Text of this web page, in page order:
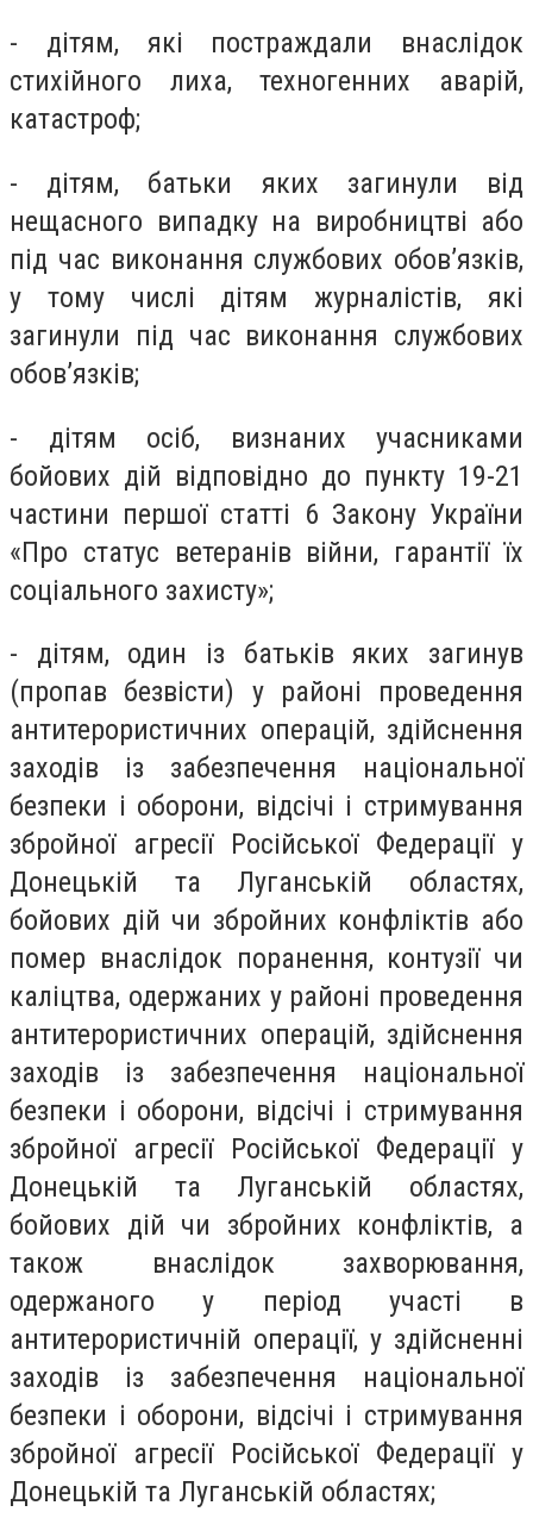
- дітям, які постраждали внаслідок
стихійного лиха, техногенних аварій,
катастроф;
- дітям, батьки яких загинули від
нещасного випадку на виробництві або
під час виконання службових обов’язків,
у тому числі дітям журналістів, які
загинули під час виконання службових
обов’язків;
- дітям осіб, визнаних учасниками
бойових дій відповідно до пункту 19-21
частини першої статті 6 Закону України
«Про статус ветеранів війни, гарантії їх
соціального захисту»;
- дітям, один із батьків яких загинув
(пропав безвісти) у районі проведення
антитерористичних операцій, здійснення
заходів із забезпечення національної
безпеки і оборони, відсічі і стримування
збройної агресії Російської Федерації у
Донецькій та Луганській областях,
бойових дій чи збройних конфліктів або
помер внаслідок поранення, контузії чи
каліцтва, одержаних у районі проведення
антитерористичних операцій, здійснення
заходів із забезпечення національної
безпеки і оборони, відсічі і стримування
збройної агресії Російської Федерації у
Донецькій та Луганській областях,
бойових дій чи збройних конфліктів, а
також внаслідок захворювання,
одержаного у період участі в
антитерористичній операції, у здійсненні
заходів із забезпечення національної
безпеки і оборони, відсічі і стримування
збройної агресії Російської Федерації у
Донецькій та Луганській областях;